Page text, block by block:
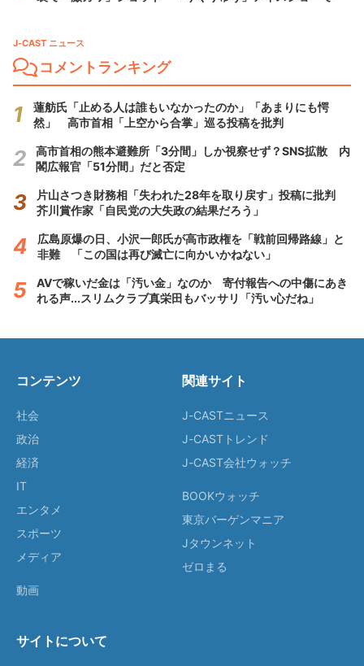
J-CAST ニュース
コメントランキング
蓮舫氏「止める人は誰もいなかったのか」「あまりにも愕
然」 高市首相「上空から合掌」巡る投稿を批判
高市首相の熊本避難所「3分間」しか視察せず？SNS拡散 内
閣広報官「51分間」だと否定
片山さつき財務相「失われた28年を取り戻す」投稿に批判
芥川賞作家「自民党の大失政の結果だろう」
広島原爆の日、小沢一郎氏が高市政権を「戦前回帰路線」と
非難 「この国は再び滅亡に向かいかねない」
AVで稼いだ金は「汚い金」なのか 寄付報告への中傷にあき
れる声...スリムクラブ真栄田もバッサリ「汚い心だね」
コンテンツ
社会
政治
経済
IT
エンタメ
スポーツ
メディア
動画
関連サイト
J-CASTニュース
J-CASTトレンド
J-CAST会社ウォッチ
BOOKウォッチ
東京バーゲンマニア
Jタウンネット
ゼロまる
サイトについて